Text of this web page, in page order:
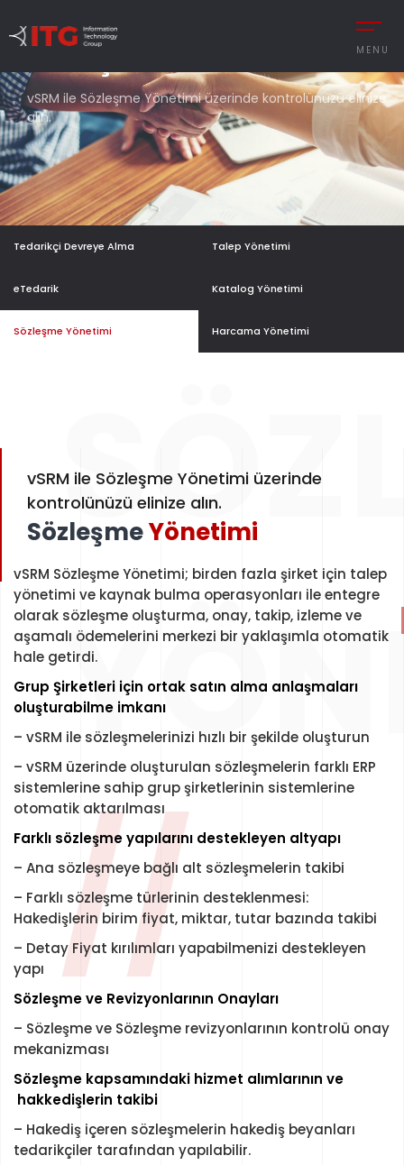
MENU
MANAGEMENT
AUTOMOTIVE
MANUFACTURING
DEFENCE &
RETAIL
RETAIL – TEXTILE
vSRM ile Sözleşme Yönetimi üzerinde kontrolünüzü elinize
alın.
Tedarikçi Devreye Alma Talep Yönetimi
eTedarik Katalog Yönetimi
Sözleşme Yönetimi Harcama Yönetimi
//
vSRM ile Sözleşme Yönetimi üzerinde
kontrolünüzü elinize alın.
SözleşmeYönetimi
vSRM Sözleşme Yönetimi; birden fazla şirket için talep
yönetimi ve kaynak bulma operasyonları ile entegre
olarak sözleşme oluşturma, onay, takip, izleme ve
aşamalı ödemelerini merkezi bir yaklaşımla otomatik
hale getirdi.
Grup Şirketleri için ortak satın alma anlaşmaları
oluşturabilme imkanı
– vSRM ile sözleşmelerinizi hızlı bir şekilde oluşturun
– vSRM üzerinde oluşturulan sözleşmelerin farklı ERP
sistemlerine sahip grup şirketlerinin sistemlerine
otomatik aktarılması
Farklı sözleşme yapılarını destekleyen altyapı
– Ana sözleşmeye bağlı alt sözleşmelerin takibi
– Farklı sözleşme türlerinin desteklenmesi:
Hakedişlerin birim fiyat, miktar, tutar bazında takibi
– Detay Fiyat kırılımları yapabilmenizi destekleyen
yapı
Sözleşme ve Revizyonlarının Onayları
– Sözleşme ve Sözleşme revizyonlarının kontrolü onay
mekanizması
Sözleşme kapsamındaki hizmet alımlarının ve
hakkedişlerin takibi
– Hakediş içeren sözleşmelerin hakediş beyanları
tedarikçiler tarafından yapılabilir.